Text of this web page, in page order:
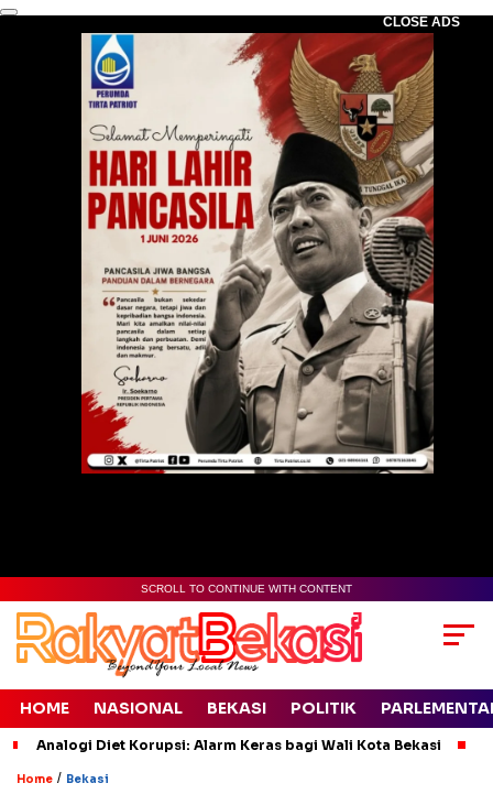
CLOSE ADS
SCROLL TO CONTINUE WITH CONTENT
HOME NASIONAL BEKASI POLITIK
Analogi Diet Korupsi: Alarm Keras bagi Wali Kota Bekasi
Home / Bekasi